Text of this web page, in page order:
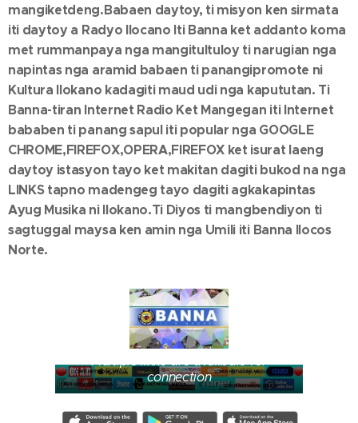
mangiketdeng.Babaen daytoy, ti misyon ken sirmata
iti daytoy a Radyo Ilocano Iti Banna ket addanto koma
met rummanpaya nga mangitultuloy ti narugian nga
napintas nga aramid babaen ti panangipromote ni
Kultura Ilokano kadagiti maud udi nga kapututan. Ti
Banna-tiran Internet Radio Ket Mangegan iti Internet
bababen ti panang sapul iti popular nga GOOGLE
CHROME,FIREFOX,OPERA,FIREFOX ket isurat laeng
daytoy istasyon tayo ket makitan dagiti bukod na nga
LINKS tapno madengeg tayo dagiti agkakapintas
Ayug Musika ni Ilokano.Ti Diyos ti mangbendiyon ti
sagtuggal maysa ken amin nga Umili iti Banna Ilocos
Norte.
connection